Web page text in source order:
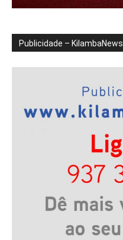
Publicidade – KilambaNews